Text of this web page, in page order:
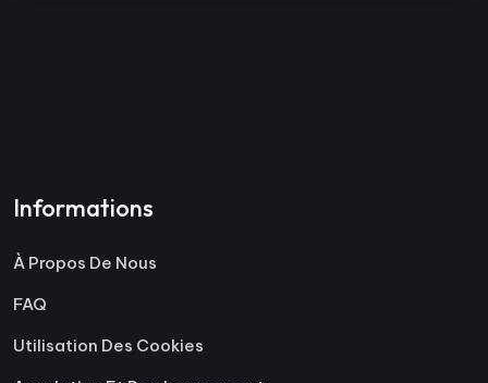
Informations
À Propos De Nous
FAQ
Utilisation Des Cookies